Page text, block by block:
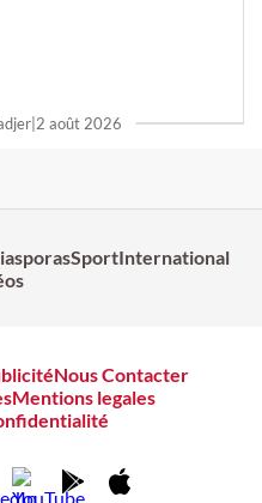
| 2 août 2026
SportInternational
Nous Contacter
Mentions legales